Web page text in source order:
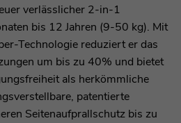
verlässlicher 2-in-1
bis 12 Jahren (9-50 kg). Mit
Technologie reduziert er das
um bis zu 40% und bietet
als herkömmliche
patentierte
Seitenaufprallschutz bis zu